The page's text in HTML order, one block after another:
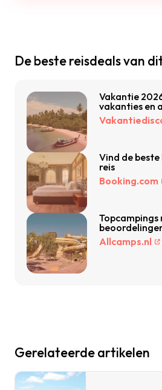
De beste reisdeals van
Vakantie
vakanties en
Vind de
reis
Booking.com
Topcampings
Allcamps.nl
Gerelateerde artikelen